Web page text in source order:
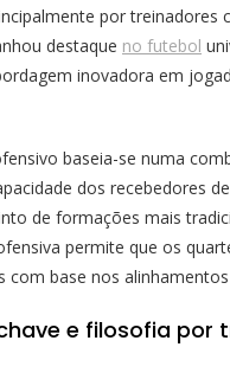
por treinadores
destaque no futebol
inovadora em
baseia-se numa
dos recebedores
de formações mais
permite que os
com base nos
e filosofia por